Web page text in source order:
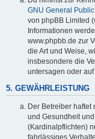
GNU General
von phpBB Limited
Informationen
www.phpbb.de zur
die Art und Weise,
insbesondere die
untersagen oder
5. GEWÄHRLEISTUNG
Der Betreiber haftet
und Gesundheit
(Kardinalpflichten)
fahrlässiges